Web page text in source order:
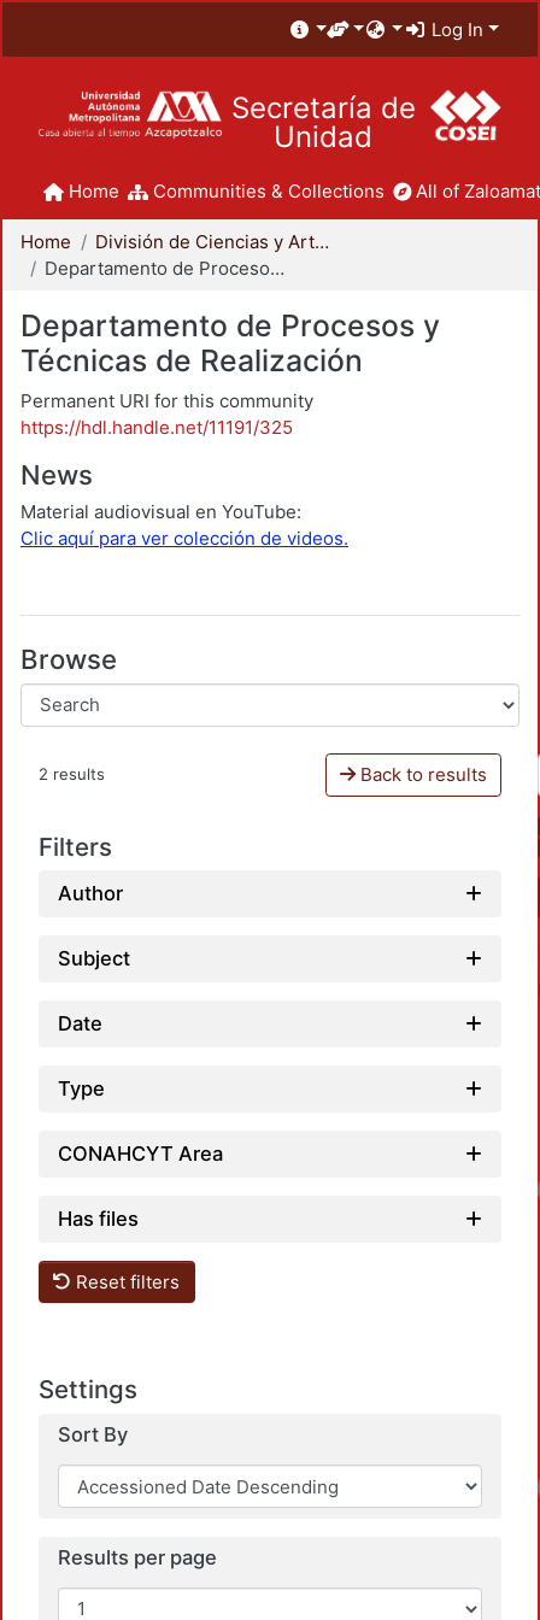
Log In
Secretaría de
Unidad
Home Communities & Collections All of
Home
División de Ciencias y Artes para el Diseño
Departamento de Procesos y Técnicas de Realización
Departamento de Procesos y
Técnicas de Realización
Permanent URI for this community
https://hdl.handle.net/11191/325
News
Material audiovisual en YouTube:
Clic aquí para ver colección de videos.
Browse
2 results Back to results
Filters
Author
Subject
Date
Type
CONAHCYT Area
Has files
Reset filters
Settings
Sort By
Results per page